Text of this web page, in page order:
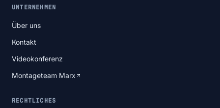
UNTERNEHMEN
Über uns
Kontakt
Videokonferenz
Montageteam Marx
RECHTLICHES